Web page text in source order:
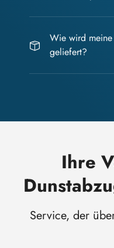
Wie wird
geliefert?
Ihre
Service, der